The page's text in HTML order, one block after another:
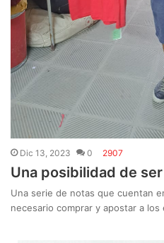
Dic 13, 2023 0 2907
Una posibilidad de
Una serie de notas que cuentan
necesario comprar y apostar a